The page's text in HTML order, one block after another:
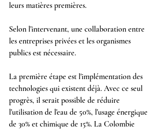
leurs matières premières.
Selon l'intervenant, une collaboration entre
les entreprises privées et les organismes
publics est nécessaire.
La première étape est l'implémentation des
technologies qui existent déjà. Avec ce seul
progrès, il serait possible de réduire
l'utilisation de l'eau de 50%, l'usage énergique
de 30% et chimique de 15%. La Colombie